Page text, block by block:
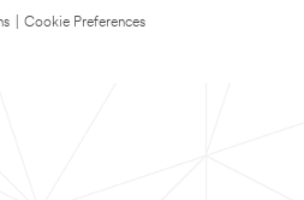
Cookie Preferences